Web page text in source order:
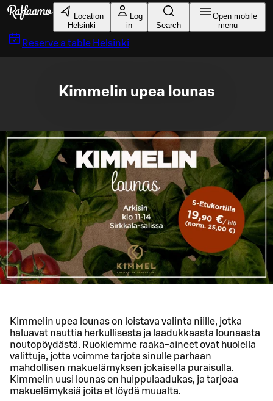
Skip to main content
Location
Helsinki
Log
in
Search
Open mobile
menu
Reserve a table Helsinki
Kimmelin upea lounas
Kimmelin upea lounas on loistava valinta niille, jotka
haluavat nauttia herkullisesta ja laadukkaasta lounaasta
noutopöydästä. Ruokiemme raaka-aineet ovat huolella
valittuja, jotta voimme tarjota sinulle parhaan
mahdollisen makuelämyksen jokaisella puraisulla.
Kimmelin uusi lounas on huippulaadukas, ja tarjoaa
makuelämyksiä joita et löydä muualta.